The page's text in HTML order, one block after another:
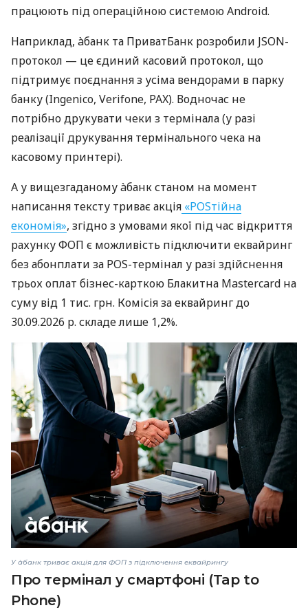
працюють під операційною системою Android.
Наприклад, àбанк та ПриватБанк розробили JSON-
протокол — це єдиний касовий протокол, що
підтримує поєднання з усіма вендорами в парку
банку (Ingenico, Verifone, PAX). Водночас не
потрібно друкувати чеки з термінала (у разі
реалізації друкування термінального чека на
касовому принтері).
А у вищезгаданому àбанк станом на момент
написання тексту триває акція «POSтійна
економія», згідно з умовами якої під час відкриття
рахунку ФОП є можливість підключити еквайринг
без абонплати за POS-термінал у разі здійснення
трьох оплат бізнес-карткою Блакитна Mastercard на
суму від 1 тис. грн. Комісія за еквайринг до
30.09.2026 р. складе лише 1,2%.
У àбанк триває акція для ФОП з підключення еквайрингу
Про термінал у смартфоні (Tap to
Phone)